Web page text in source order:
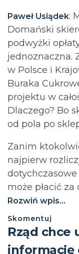
Paweł Usiądek:
Domański
podwyżki
jednoznaczna.
w Polsce i
Buraka
projektu w
Dlaczego? Bo
od pola po
Zanim
najpierw
może płacić
Rozwiń wpis...
Skomentuj
Rząd chce
informację